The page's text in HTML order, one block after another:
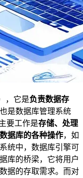
，它是负责数据存
是数据库管理系统
要工作是存储、处理
据库的各种操作，如
统中，数据库引擎可
库的桥梁，它将用户
据的存取需求。而对